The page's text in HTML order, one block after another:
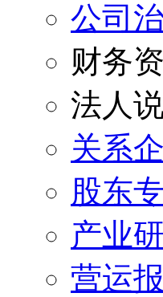
公司
财务
法人
关系
股东
产业
营运